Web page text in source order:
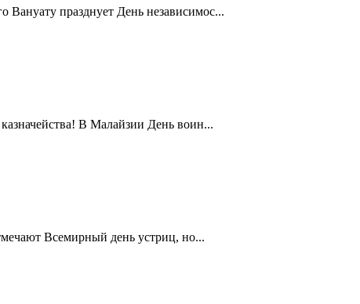
празднует День независимос...
В Малайзии День воин...
Всемирный день устриц, но...